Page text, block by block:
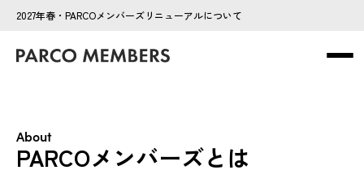
2027年春・PARCOメンバーズリニューアルについて
About
PARCOメンバーズとは